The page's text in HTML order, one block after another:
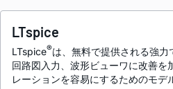
LTspice
LTspice®は、無料で提供される強力
回路図入力、波形ビューワに改善を
レーションを容易にするためのモデ